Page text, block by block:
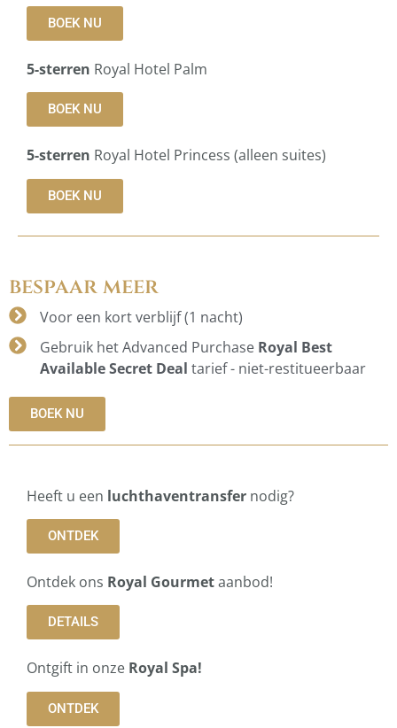
BOEK NU
5-sterren Royal Hotel Palm
BOEK NU
5-sterren Royal Hotel Princess (alleen suites)
BOEK NU
bespaar meer
Voor een kort verblijf (1 nacht)
Gebruik het Advanced Purchase Royal Best
Available Secret Deal tarief - niet-restitueerbaar
BOEK NU
Heeft u een luchthaventransfer nodig?
ONTDEK
Ontdek ons Royal Gourmetaanbod!
DETAILS
Ontgift in onze Royal Spa!
ONTDEK